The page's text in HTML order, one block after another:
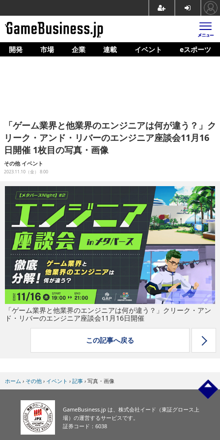
ホーム
企業動向
人材育成
産業政策
連載
イベント/セミナー
eスポーツ
開発 市場 企業 連載 イベント eスポーツ
「ゲーム業界と他業界のエンジニアは何が違う？」ク
リーク・アンド・リバーのエンジニア座談会11月16
日開催 1枚目の写真・画像
その他 イベント
2023.11.10（金） 8:00
「ゲーム業界と他業界のエンジニアは何が違う？」クリーク・アン
ド・リバーのエンジニア座談会11月16日開催
この記事へ戻る
ホーム › その他 › イベント › 記事 › 写真・画像
GameBusiness.jp は、株式会社イード（東証グロース上
場）の運営するサービスです。
証券コード：6038